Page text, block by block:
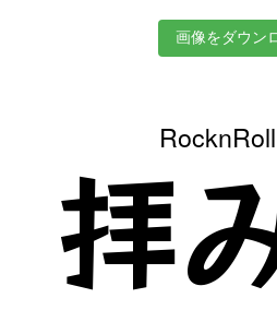
画像をダウン
拝